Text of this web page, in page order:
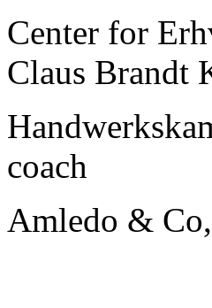
Center for
Claus Brandt
coach
Amledo &